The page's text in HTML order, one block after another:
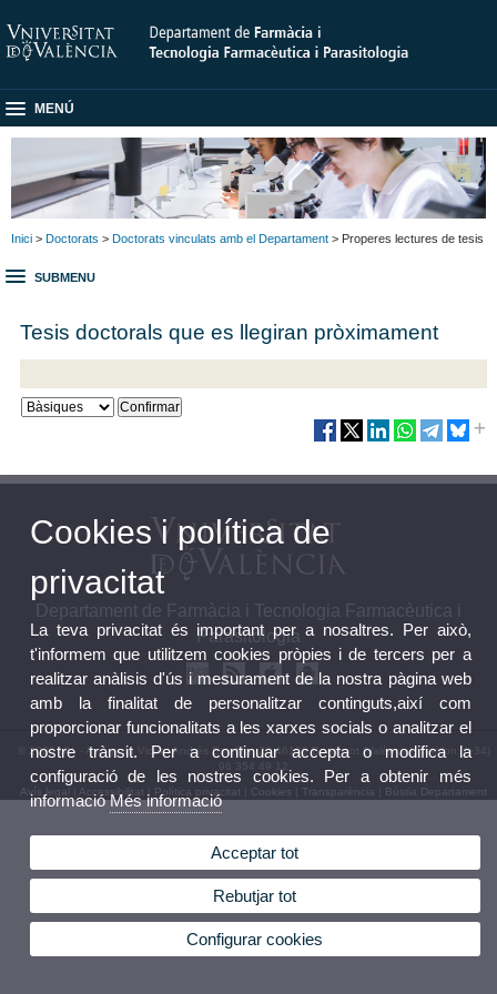
MENÚ
Inici > Doctorats > Doctorats vinculats amb el Departament > Properes lectures de tesis
SUBMENU
Tesis doctorals que es llegiran pròximament
Departament de Farmàcia i Tecnologia Farmacèutica i
Parasitologia
© 2026 UV. - Avinguda Vicent Andrés Estellés, 22 46100 Burjassot (València). Telèfon: (+34)
96 354 49 12
Avís legal |Accessibilitat | Política privacitat Cookies Transparència Bústia Departament
Cookies i política de
privacitat
La teva privacitat és important per a nosaltres. Per això,
t'informem que utilitzem cookies pròpies i de tercers per a
realitzar anàlisis d'ús i mesurament de la nostra pàgina web
amb la finalitat de personalitzar continguts,així com
proporcionar funcionalitats a les xarxes socials o analitzar el
nostre trànsit. Per a continuar accepta o modifica la
configuració de les nostres cookies. Per a obtenir més
informacióMés informació
Acceptar tot
Rebutjar tot
Configurar cookies